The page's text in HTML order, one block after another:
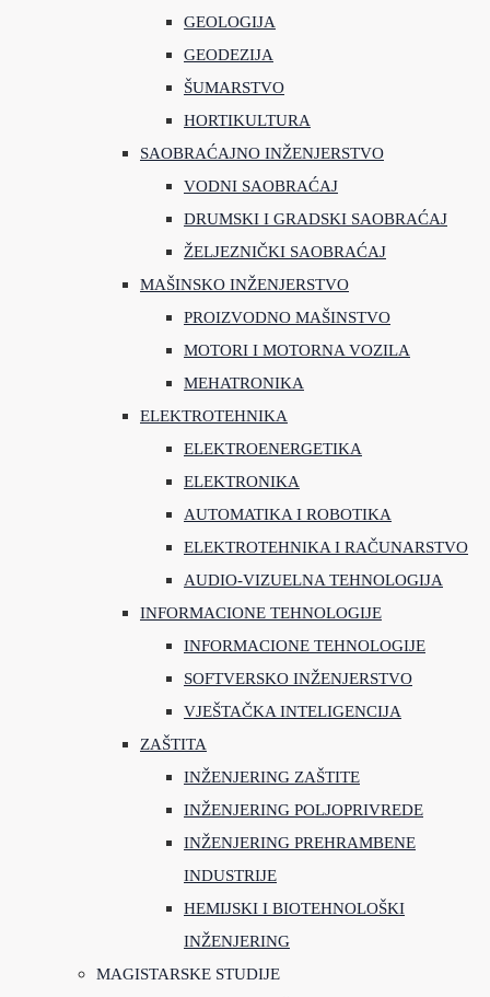
GEOLOGIJA
GEODEZIJA
ŠUMARSTVO
HORTIKULTURA
SAOBRAĆAJNO INŽENJERSTVO
VODNI SAOBRAĆAJ
DRUMSKI I GRADSKI SAOBRAĆAJ
ŽELJEZNIČKI SAOBRAĆAJ
MAŠINSKO INŽENJERSTVO
PROIZVODNO MAŠINSTVO
MOTORI I MOTORNA VOZILA
MEHATRONIKA
ELEKTROTEHNIKA
ELEKTROENERGETIKA
ELEKTRONIKA
AUTOMATIKA I ROBOTIKA
ELEKTROTEHNIKA I RAČUNARSTVO
AUDIO-VIZUELNA TEHNOLOGIJA
INFORMACIONE TEHNOLOGIJE
INFORMACIONE TEHNOLOGIJE
SOFTVERSKO INŽENJERSTVO
VJEŠTAČKA INTELIGENCIJA
ZAŠTITA
INŽENJERING ZAŠTITE
INŽENJERING POLJOPRIVREDE
INŽENJERING PREHRAMBENE
INDUSTRIJE
HEMIJSKI I BIOTEHNOLOŠKI
INŽENJERING
MAGISTARSKE STUDIJE